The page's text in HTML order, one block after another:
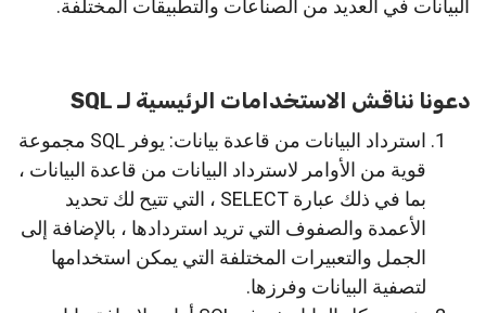
البيانات في العديد من الصناعات والتطبيقات المختلفة.
دعونا نناقش الاستخدامات الرئيسية لـ SQL
استرداد البيانات من قاعدة بيانات: يوفر SQL مجموعة
قوية من الأوامر لاسترداد البيانات من قاعدة البيانات ،
بما في ذلك عبارة SELECT ، التي تتيح لك تحديد
الأعمدة والصفوف التي تريد استردادها ، بالإضافة إلى
الجمل والتعبيرات المختلفة التي يمكن استخدامها
لتصفية البيانات وفرزها.